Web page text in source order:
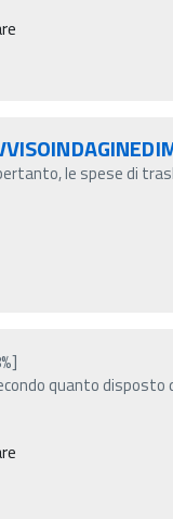
le spese di
quanto disposto